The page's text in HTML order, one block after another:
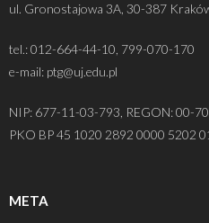
ul. Gronostajowa 3A, 30-387
tel.: 012-664-44-10, 799-070-170
e-mail: ptg@uj.edu.pl
NIP: 677-11-03-793, REGON: 00-
PKO BP 45 1020 2892 0000 5202
META